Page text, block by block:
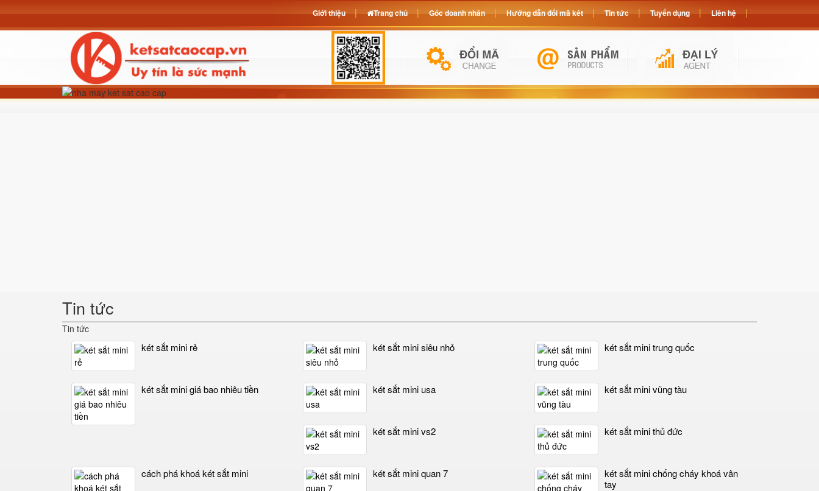
Tin tức
Tin tức
két sắt mini rẻ két sắt mini siêu nhỏ két sắt mini trung quốc
két sắt mini giá bao nhiêu tiền két sắt mini usa két sắt mini vũng tàu
két sắt mini vs2 két sắt mini thủ đức
cách phá khoá két sắt mini két sắt mini quan 7
két sắt mini chống cháy khoá vân
tay
Giới thiệu Trang chủ Góc doanh nhân Hướng dẫn đổi mã két Tin tức Tuyển dụng Liên hệ